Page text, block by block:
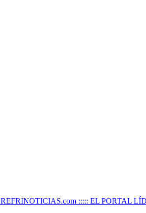
REFRINOTICIAS.com ::::: EL PORTAL